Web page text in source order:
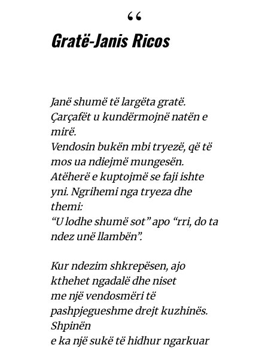
Gratë-Janis Ricos
Janë shumë të largëta gratë.
Çarçafët u kundërmojnë natën e
mirë.
Vendosin bukën mbi tryezë, që të
mos ua ndiejmë mungesën.
Atëherë e kuptojmë se faji ishte
yni. Ngrihemi nga tryeza dhe
themi:
“U lodhe shumë sot” apo “rri, do ta
ndez unë llambën”.
Kur ndezim shkrepësen, ajo
kthehet ngadalë dhe niset
me një vendosmëri të
pashpjegueshme drejt kuzhinës.
Shpinën
e ka një sukë të hidhur ngarkuar